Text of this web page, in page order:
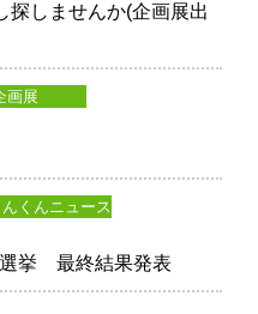
探しませんか(企画展出
画展
んくんニュース
選挙 最終結果発表